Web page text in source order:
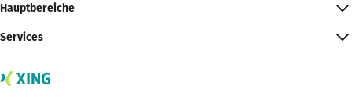
Hauptbereiche
Services